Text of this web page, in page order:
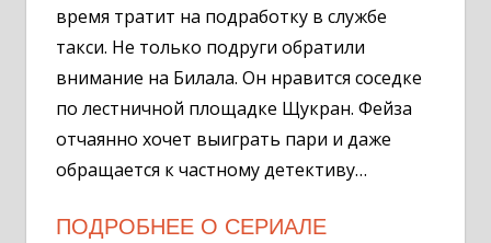
время тратит на подработку в службе
такси. Не только подруги обратили
внимание на Билала. Он нравится соседке
по лестничной площадке Щукран. Фейза
отчаянно хочет выиграть пари и даже
обращается к частному детективу…
ПОДРОБНЕЕ О СЕРИАЛЕ